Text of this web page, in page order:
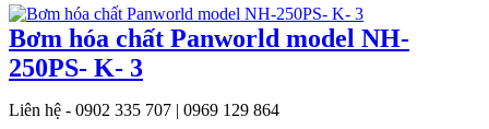
Bơm hóa chất Panworld model NH-
250PS- K- 3
Liên hệ - 0902 335 707 | 0969 129 864